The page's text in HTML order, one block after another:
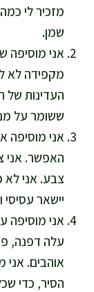
מזכיר לי
שמן.
מקפידה לא
העדינות של
ששומר על
אני מוסיפה
צבע. אני לא
יישאר עסיסי
אני מוסיפה
עלה דפנה,
אוהבים.
הסיר, כדי